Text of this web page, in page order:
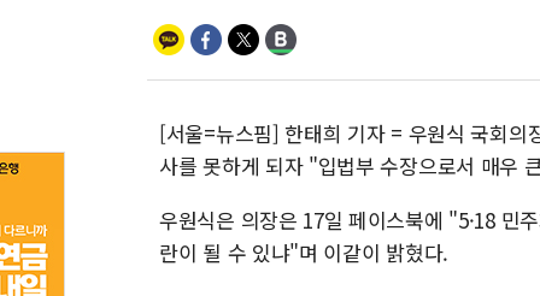
[서울=뉴스핌] 한태희 기자 = 우원식 국회의
사를 못하게 되자 "입법부 수장으로서 매우
우원식은 의장은 17일 페이스북에 "5·18 민
란이 될 수 있냐"며 이같이 밝혔다.